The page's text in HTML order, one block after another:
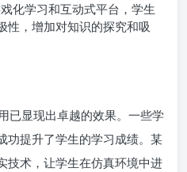
戏化学习和互动式平台，学生
性，增加对知识的探究和吸
已显现出卓越的效果。一些学
功提升了学生的学习成绩。某
技术，让学生在仿真环境中进